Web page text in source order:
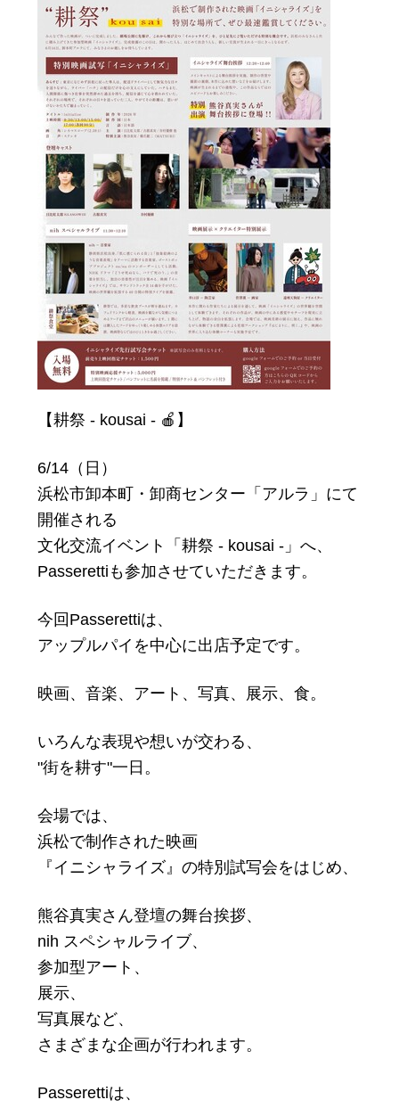
【耕祭 - kousai - 🍎】
6/14（日）
浜松市卸本町・卸商センター「アルラ」にて
開催される
文化交流イベント「耕祭 - kousai -」へ、
Passerettiも参加させていただきます。
今回Passerettiは、
アップルパイを中心に出店予定です。
映画、音楽、アート、写真、展示、食。
いろんな表現や想いが交わる、
"街を耕す"一日。
会場では、
浜松で制作された映画
『イニシャライズ』の特別試写会をはじめ、
熊谷真実さん登壇の舞台挨拶、
nih スペシャルライブ、
参加型アート、
展示、
写真展など、
さまざまな企画が行われます。
Passerettiは、